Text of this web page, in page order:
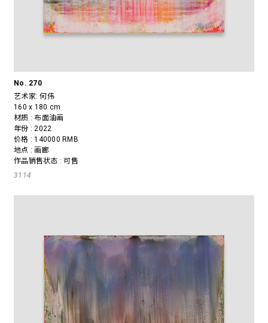
No. 270
艺术家:何伟
160 x 180 cm
材质 : 布面油画
年份 : 2022
价格 : 140000 RMB
地点 : 画廊
作品销售状态 : 可售
3114